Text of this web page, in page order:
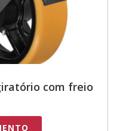
com freio